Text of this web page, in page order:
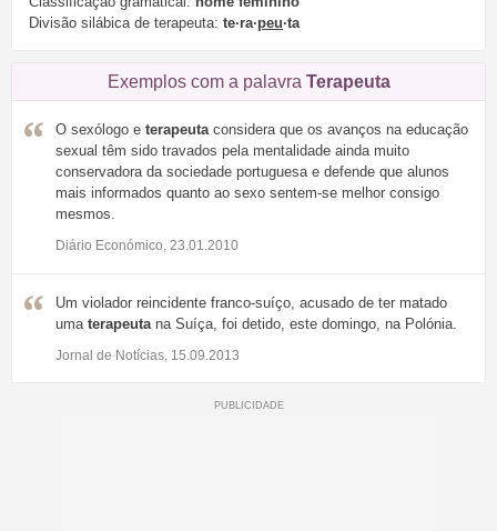
Divisão silábica de terapeuta: te·ra·peu·ta
Exemplos com a palavra Terapeuta
O sexólogo e terapeuta considera que os avanços na educação
sexual têm sido travados pela mentalidade ainda muito
conservadora da sociedade portuguesa e defende que alunos
mais informados quanto ao sexo sentem-se melhor consigo
mesmos.
Diário Económico, 23.01.2010
Um violador reincidente franco-suíço, acusado de ter matado
uma terapeuta na Suíça, foi detido, este domingo, na Polónia.
Jornal de Notícias, 15.09.2013